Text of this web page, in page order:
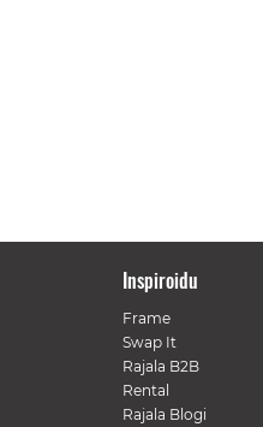
Inspiroidu
Frame
Swap It
Rajala B2B
Rental
Rajala Blogi